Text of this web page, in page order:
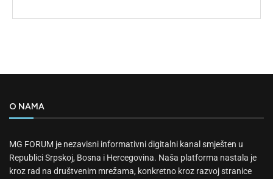
O NAMA
MG FORUM je nezavisni informativni digitalni kanal smješten u
Republici Srpskoj, Bosna i Hercegovina. Naša platforma nastala je
kroz rad na društvenim mrežama, konkretno kroz razvoj stranice